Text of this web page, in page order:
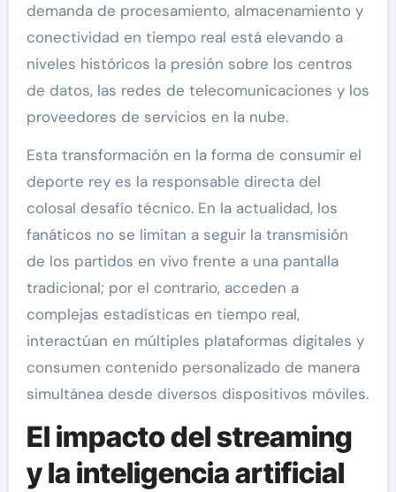
demanda de procesamiento, almacenamiento y
conectividad en tiempo real está elevando a
niveles históricos la presión sobre los centros
de datos, las redes de telecomunicaciones y los
proveedores de servicios en la nube.
Esta transformación en la forma de consumir el
deporte rey es la responsable directa del
colosal desafío técnico. En la actualidad, los
fanáticos no se limitan a seguir la transmisión
de los partidos en vivo frente a una pantalla
tradicional; por el contrario, acceden a
complejas estadísticas en tiempo real,
interactúan en múltiples plataformas digitales y
consumen contenido personalizado de manera
simultánea desde diversos dispositivos móviles.
El impacto del streaming
y la inteligencia artificial